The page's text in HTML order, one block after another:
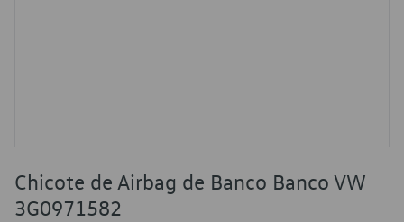
Chicote de Airbag de Banco Banco VW
3G0971582